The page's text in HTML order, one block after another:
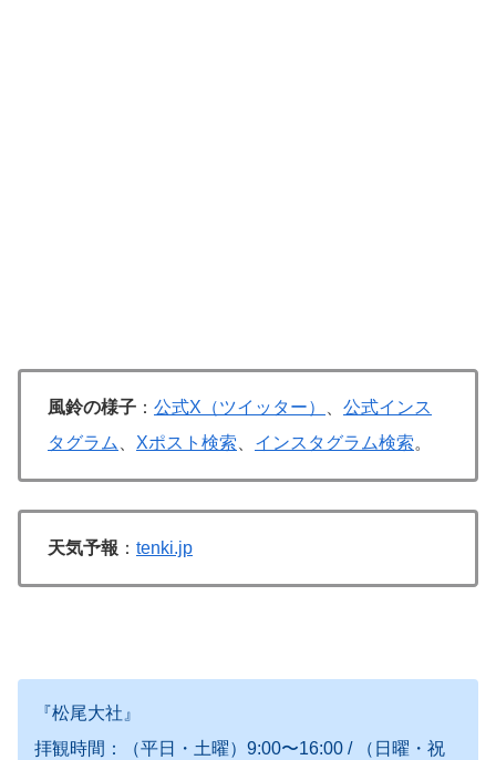
風鈴の様子 ： 公式X（ツイッター）
公式インス
タグラム
Xポスト検索 インスタグラム検索。
天気予報 ： tenki.jp
『松尾大社』
拝観時間：（平日・土曜）9:00〜16:00 / （日曜・祝